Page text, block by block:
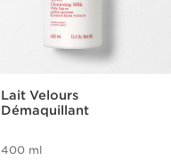
Lait Velours
Démaquillant
400 ml